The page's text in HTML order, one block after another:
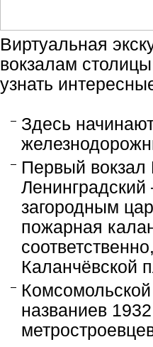
Виртуальная
вокзалам
узнать
Здесь
Первый
загородным
пожарная
Каланчёвской
названиев